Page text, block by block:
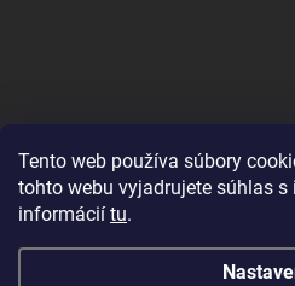
Tento web používa súbory
tohto webu vyjadrujete súhlas
informácií tu.